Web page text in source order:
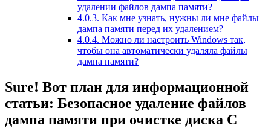
удалении файлов дампа памяти?
4.0.3. Как мне узнать, нужны ли мне файлы
дампа памяти перед их удалением?
4.0.4. Можно ли настроить Windows так,
чтобы она автоматически удаляла файлы
дампа памяти?
Sure! Вот план для информационной
статьи: Безопасное удаление файлов
дампа памяти при очистке диска С